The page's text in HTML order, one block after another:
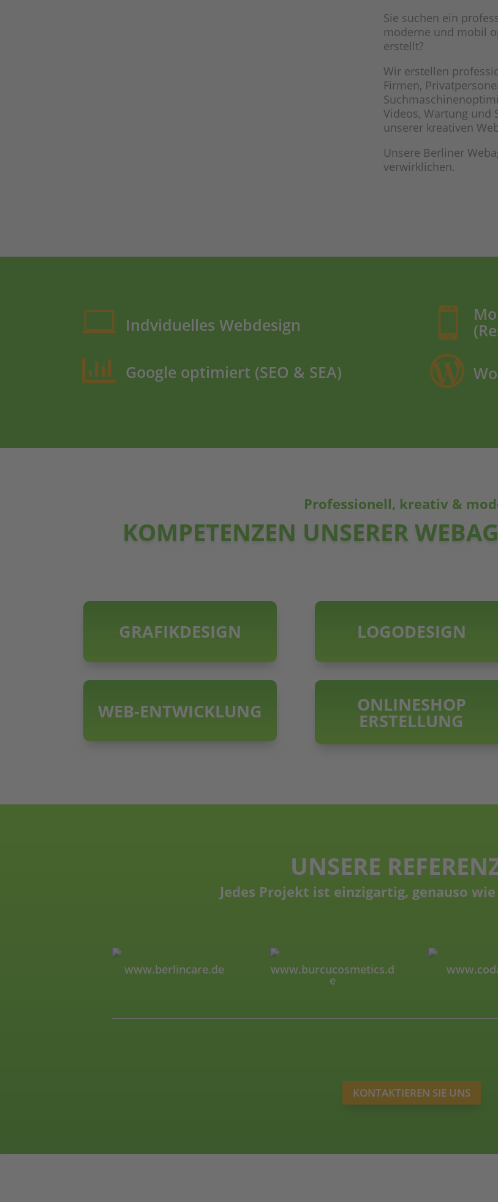
Sie suchen ein
moderne und mobil
erstellt?
Wir erstellen
Firmen,
Videos, Wartung und
unserer kreativen
Unsere Berliner
verwirklichen.
 Indviduelles Webdesign
 Google optimiert (SEO & SEA)


Professionell, kreativ &
KOMPETENZEN UNSERER
GRAFIKDESIGN
WEB-ENTWICKLUNG
LOGODESIGN
ONLINESHOP
ERSTELLUNG
UNSERE
Jedes Projekt ist einzigartig, genauso
www.berlincare.de www.burcucosmetics.d
e
KONTAKTIEREN SIE UNS